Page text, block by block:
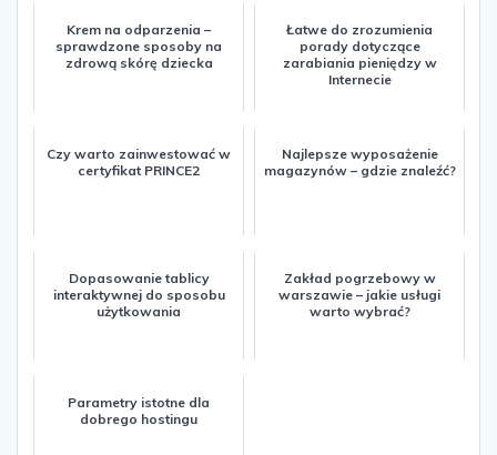
Krem na odparzenia –
sprawdzone sposoby na
zdrową skórę dziecka
Łatwe do zrozumienia
porady dotyczące
zarabiania pieniędzy w
Internecie
Czy warto zainwestować w
certyfikat PRINCE2
Najlepsze wyposażenie
magazynów – gdzie znaleźć?
Dopasowanie tablicy
interaktywnej do sposobu
użytkowania
Zakład pogrzebowy w
warszawie – jakie usługi
warto wybrać?
Parametry istotne dla
dobrego hostingu